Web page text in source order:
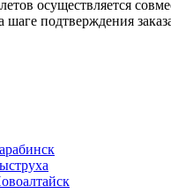
осуществляется
подтверждения